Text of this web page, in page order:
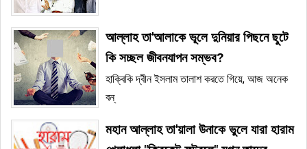
আল্লাহ তা'আলাকে ভূলে দুনিয়ার পিছনে ছুটে
কি সচ্ছল জীবনযাপন সম্ভব?
হাক্বিকি দ্বীন ইসলাম তালাশ করতে গিয়ে, আজ অনেক
বন্
মহান আল্লাহ তা'য়ালা উনাকে ভুলে যারা হারাম